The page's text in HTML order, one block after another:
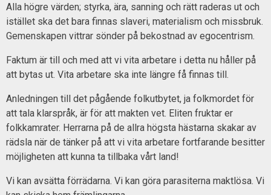
Alla högre värden; styrka, ära, sanning och rätt raderas ut och
istället ska det bara finnas slaveri, materialism och missbruk.
Gemenskapen vittrar sönder på bekostnad av egocentrism.
Faktum är till och med att vi vita arbetare i detta nu håller på
att bytas ut. Vita arbetare ska inte längre få finnas till.
Anledningen till det pågående folkutbytet, ja folkmordet för
att tala klarspråk, är för att makten vet. Eliten fruktar er
folkkamrater. Herrarna på de allra högsta hästarna skakar av
rädsla när de tänker på att vi vita arbetare fortfarande besitter
möjligheten att kunna ta tillbaka vårt land!
Vi kan avsätta förrädarna. Vi kan göra parasiterna maktlösa. Vi